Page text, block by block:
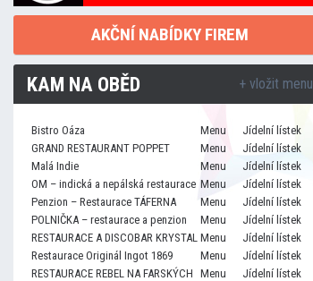
AKČNÍ NABÍDKY FIREM
KAM NA OBĚD + vložit menu
Bistro Oáza Menu
Jídelní lístek
GRAND RESTAURANT POPPET
Menu
Jídelní lístek
Malá Indie
Menu
Jídelní lístek
OM – indická a nepálská restaurace Menu
Jídelní lístek
Penzion – Restaurace TÁFERNA
Menu
Jídelní lístek
POLNIČKA – restaurace a penzion
Menu
Jídelní lístek
RESTAURACE A DISCOBAR KRYSTAL Menu
Jídelní lístek
Restaurace Originál Ingot 1869
Menu
Jídelní lístek
RESTAURACE REBEL NA FARSKÝCH Menu
Jídelní lístek